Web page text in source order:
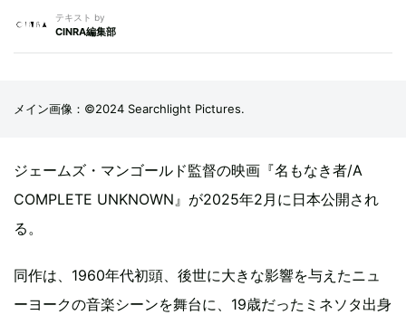
テキスト by
CINRA編集部
メイン画像：©2024 Searchlight Pictures.
ジェームズ・マンゴールド監督の映画『名もなき者/A
COMPLETE UNKNOWN』が2025年2月に日本公開され
る。
同作は、1960年代初頭、後世に大きな影響を与えたニュ
ーヨークの音楽シーンを舞台に、19歳だったミネソタ出身